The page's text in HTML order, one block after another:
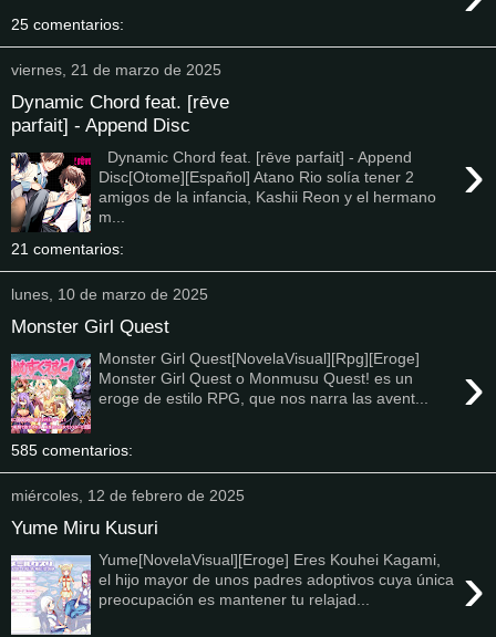
25 comentarios:
viernes, 21 de marzo de 2025
Dynamic Chord feat. [rēve
parfait] - Append Disc
›
Dynamic Chord feat. [rēve parfait] - Append
Disc[Otome][Español] Atano Rio solía tener 2
amigos de la infancia, Kashii Reon y el hermano
m...
21 comentarios:
lunes, 10 de marzo de 2025
Monster Girl Quest
›
Monster Girl Quest[NovelaVisual][Rpg][Eroge]
Monster Girl Quest o Monmusu Quest! es un
eroge de estilo RPG, que nos narra las avent...
585 comentarios:
miércoles, 12 de febrero de 2025
Yume Miru Kusuri
›
Yume[NovelaVisual][Eroge] Eres Kouhei Kagami,
el hijo mayor de unos padres adoptivos cuya única
preocupación es mantener tu relajad...